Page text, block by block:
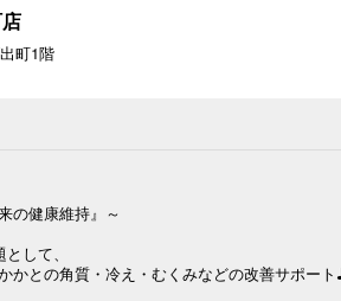
町1階
の健康維持』～
して、
かとの角質・冷え・むくみなどの改善サポー